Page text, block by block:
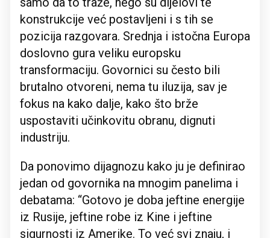
konstrukcije već postavljeni i s tih se
pozicija razgovara. Srednja i istočna Europa
doslovno gura veliku europsku
transformaciju. Govornici su često bili
brutalno otvoreni, nema tu iluzija, sav je
fokus na kako dalje, kako što brže
uspostaviti učinkovitu obranu, dignuti
industriju.
Da ponovimo dijagnozu kako ju je definirao
jedan od govornika na mnogim panelima i
debatama: “Gotovo je doba jeftine energije
iz Rusije, jeftine robe iz Kine i jeftine
sigurnosti iz Amerike. To već svi znaju, i